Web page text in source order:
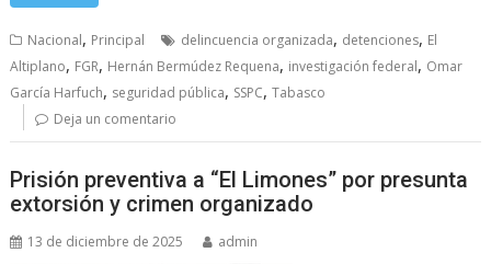
Nacional, Principal delincuencia organizada, detenciones, El
Altiplano, FGR, Hernán Bermúdez Requena, investigación federal, Omar
García Harfuch, seguridad pública, SSPC,Tabasco
Deja un comentario
Prisión preventiva a “El Limones” por presunta
extorsión y crimen organizado
13 de diciembre de 2025 admin